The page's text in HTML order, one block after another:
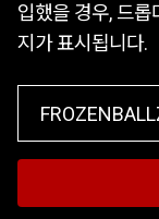
입했을 경우, 드롭
지가 표시됩니다.